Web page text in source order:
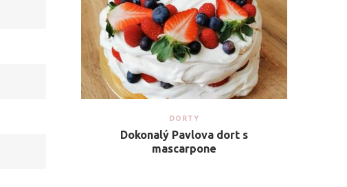
DORTY
Dokonalý Pavlova dort s
mascarpone